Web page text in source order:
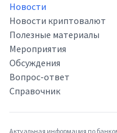
Новости
Новости криптовалют
Полезные материалы
Мероприятия
Обсуждения
Вопрос-ответ
Справочник
Актуальная информация по